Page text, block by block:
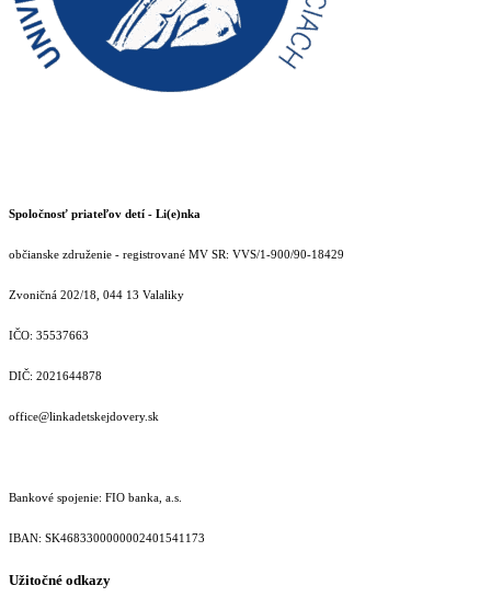
Spoločnosť priateľov detí - Li(e)nka
občianske združenie - registrované MV SR: VVS/1-900/90-18429
Zvoničná 202/18, 044 13 Valaliky
IČO: 35537663
DIČ: 2021644878
office@linkadetskejdovery.sk
Bankové spojenie: FIO banka, a.s.
IBAN: SK46833000000­02401541173
Užitočné odkazy